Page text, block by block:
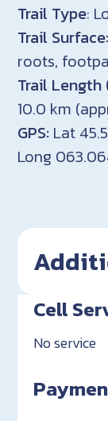
Trail Type:
Trail Surface:
roots,
Trail
10.0 km
GPS: Lat
Long
Cell
No service